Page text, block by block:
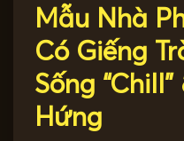
Mẫu Nhà
Có Giếng
Sống
Hứng